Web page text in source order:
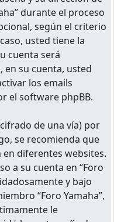
durante el proceso
según el criterio
usted tiene la
cuenta será
en su cuenta, usted
los emails
el software phpBB.
de una vía) por
se recomienda que
diferentes websites.
a su cuenta en “Foro
y bajo
“Foro Yamaha”,
le